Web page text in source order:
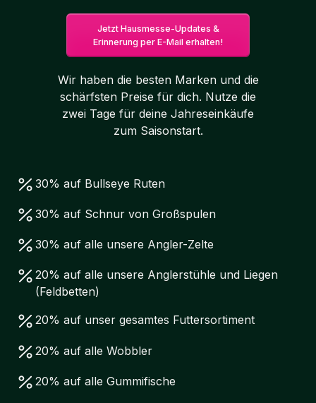
Jetzt Hausmesse-Updates &
Erinnerung per E-Mail erhalten!
Wir haben die besten Marken und die
schärfsten Preise für dich. Nutze die
zwei Tage für deine Jahreseinkäufe
zum Saisonstart.
30% auf Bullseye Ruten
30% auf Schnur von Großspulen
30% auf alle unsere Angler-Zelte
20% auf alle unsere Anglerstühle und Liegen
(Feldbetten)
20% auf unser gesamtes Futtersortiment
20% auf alle Wobbler
20% auf alle Gummifische